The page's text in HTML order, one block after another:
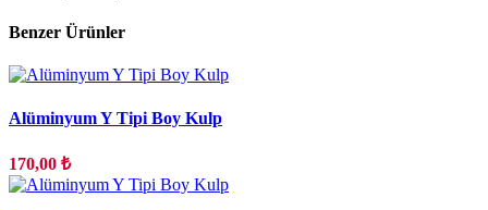
Benzer Ürünler
Alüminyum Y Tipi Boy Kulp
170,00 ₺